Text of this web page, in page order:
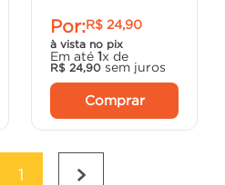
Por:R$ 24,90
à vista no pix
Em até 1x de
R$ 24,90 sem juros
Comprar
1